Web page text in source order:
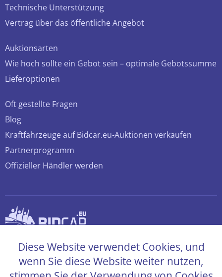
Technische Unterstützung
Vertrag über das öffentliche Angebot
Auktionsarten
Wie hoch sollte ein Gebot sein – optimale Gebotssumme
Lieferoptionen
Oft gestellte Fragen
Blog
Kraftfahrzeuge auf Bidcar.eu-Auktionen verkaufen
Partnerprogramm
Offizieller Händler werden
© 2026 bidcar.eu
Alle Rechte sind vorbehalten
Diese Website verwendet Cookies, und
wenn Sie diese Website weiter nutzen,